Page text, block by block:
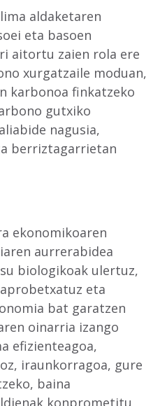
aldaketaren
eta basoen
aitortu zaien rola ere
xurgatzaile moduan,
karbonoa finkatzeko
gutxiko
nagusia,
berriztagarrietan
ekonomikoaren
aurrerabidea
biologikoak ulertuz,
eta
bat garatzen
oinarria izango
efizienteagoa,
iraunkorragoa, gure
baina